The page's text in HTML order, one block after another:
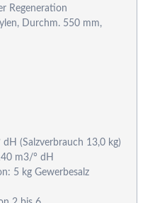
Regeneration
Durchm. 550 mm,
(Salzverbrauch 13,0 kg)
m3/° dH
5 kg Gewerbesalz